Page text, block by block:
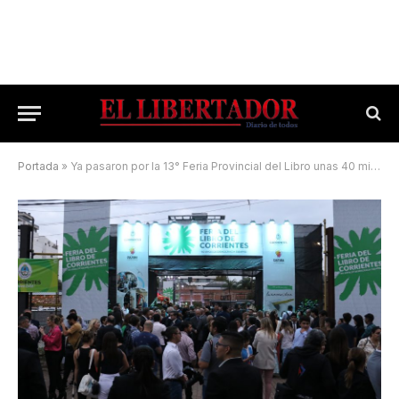
Portada » Ya pasaron por la 13° Feria Provincial del Libro unas 40 mil personas